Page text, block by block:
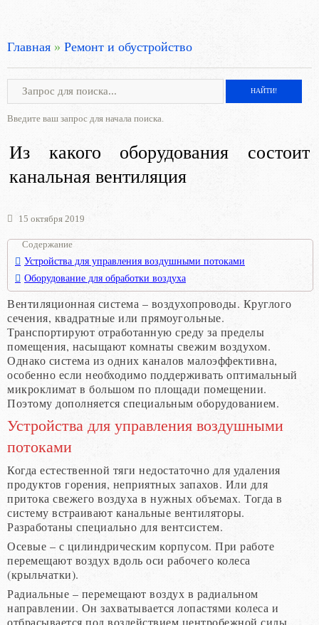
Главная » Ремонт и обустройство
Введите ваш запрос для начала поиска.
Из какого оборудования состоит
канальная вентиляция
15 октября 2019
Содержание
Устройства для управления воздушными потоками
Оборудование для обработки воздуха
Вентиляционная система – воздухопроводы. Круглого
сечения, квадратные или прямоугольные.
Транспортируют отработанную среду за пределы
помещения, насыщают комнаты свежим воздухом.
Однако система из одних каналов малоэффективна,
особенно если необходимо поддерживать оптимальный
микроклимат в большом по площади помещении.
Поэтому дополняется специальным оборудованием.
Устройства для управления воздушными
потоками
Когда естественной тяги недостаточно для удаления
продуктов горения, неприятных запахов. Или для
притока свежего воздуха в нужных объемах. Тогда в
систему встраивают канальные вентиляторы.
Разработаны специально для вентсистем.
Осевые – с цилиндрическим корпусом. При работе
перемещают воздух вдоль оси рабочего колеса
(крыльчатки).
Радиальные – перемещают воздух в радиальном
направлении. Он захватывается лопастями колеса и
отбрасывается под воздействием центробежной силы.